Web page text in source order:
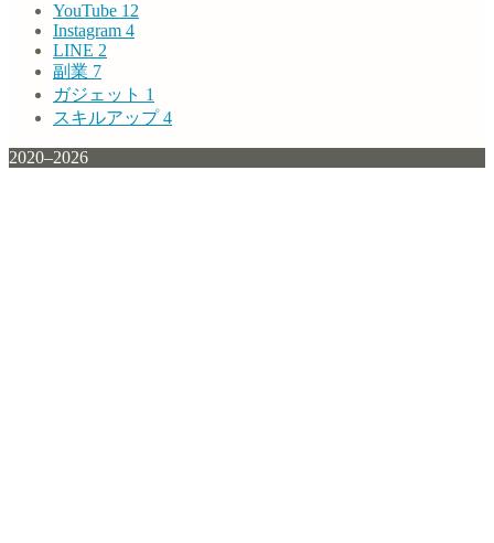
YouTube 12
Instagram 4
LINE 2
副業 7
ガジェット 1
スキルアップ4
2020–2026